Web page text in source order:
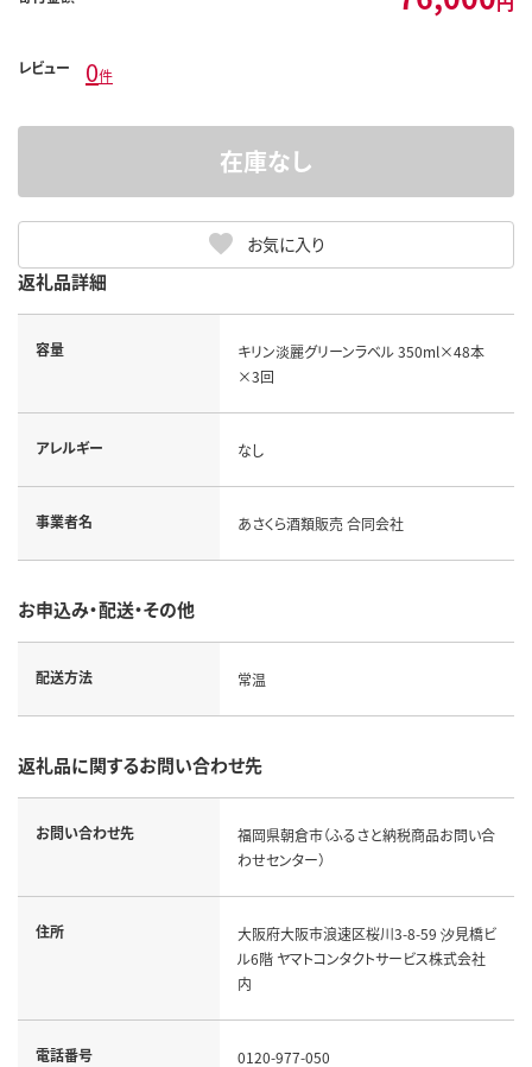
レビュー 0件
お気に入り
在庫なし
返礼品詳細
容量
キリン淡麗グリーンラベル 350ml×48本
×3回
アレルギー なし
事業者名 あさくら酒類販売 合同会社
お申込み・配送・その他
配送方法 常温
返礼品に関するお問い合わせ先
お問い合わせ先
福岡県朝倉市（ふるさと納税商品お問い合
わせセンター）
住所
大阪府大阪市浪速区桜川3-8-59 汐見橋ビ
ル6階 ヤマトコンタクトサービス株式会社
内
電話番号 0120-977-050